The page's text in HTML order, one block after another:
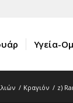
Υγεία-
/ Κραγιόν / z)